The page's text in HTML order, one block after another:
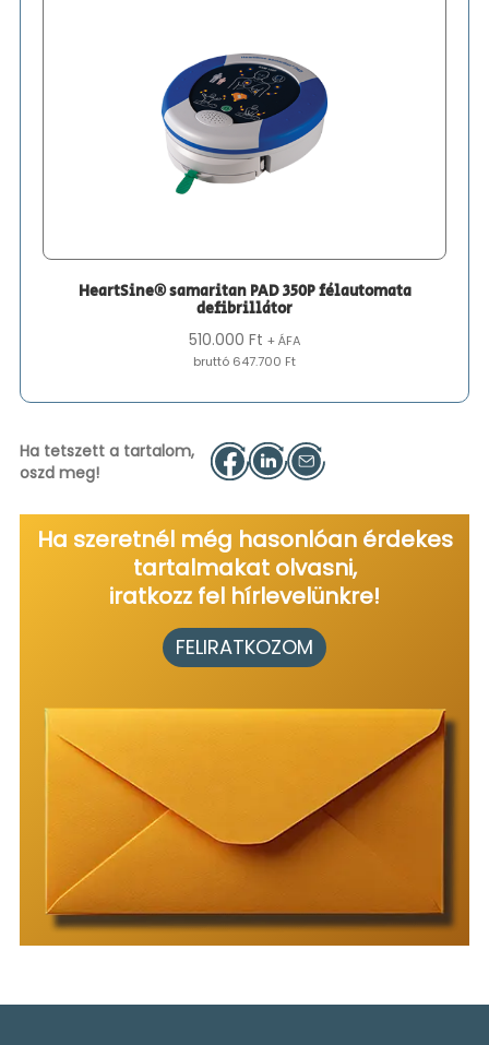
HeartSine® samaritan PAD 350P félautomata
defibrillátor
510.000 Ft + ÁFA
bruttó 647.700 Ft
Ha tetszett a tartalom,
oszd meg!
Ha szeretnél még hasonlóan érdekes
tartalmakat olvasni,
iratkozz fel hírlevelünkre!
FELIRATKOZOM